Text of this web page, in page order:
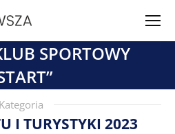
SPORTOWY
Kategoria
I TURYSTYKI 2023